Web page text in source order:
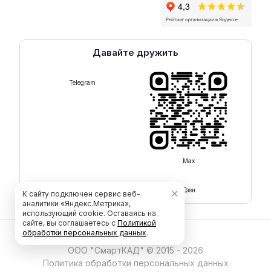
Давайте дружить
Telegram
Max
Дзен
ООО "СмартКАД" © 2015 - 2026
Политика обработки персональных данных
К сайту подключен сервис веб-
аналитики «Яндекс.Метрика»,
использующий cookie. Оставаясь на
сайте, вы соглашаетесь с Политикой
обработки персональных данных.
✕